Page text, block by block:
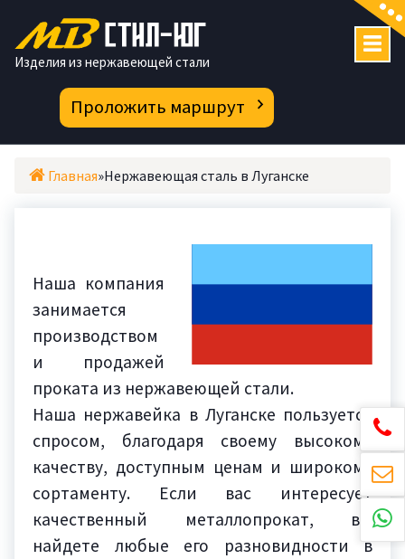
содержимому
Изделия из нержавеющей стали
Проложить маршрут
Главная»Нержавеющая сталь в Луганске
Наша компания
занимается
производством
и продажей
проката из нержавеющей стали.
Наша нержавейка в Луганске пользуется
спросом, благодаря своему высокому
качеству, доступным ценам и широкому
сортаменту. Если вас интересует
качественный металлопрокат, вы
найдете любые его разновидности в